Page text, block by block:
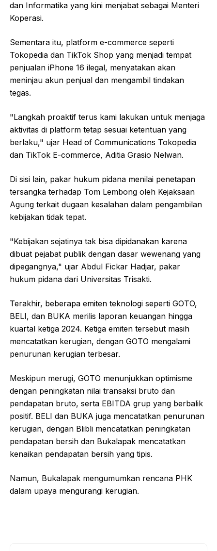
dan Informatika yang kini menjabat sebagai Menteri
Koperasi.
Sementara itu, platform e-commerce seperti
Tokopedia dan TikTok Shop yang menjadi tempat
penjualan iPhone 16 ilegal, menyatakan akan
meninjau akun penjual dan mengambil tindakan
tegas.
"Langkah proaktif terus kami lakukan untuk menjaga
aktivitas di platform tetap sesuai ketentuan yang
berlaku," ujar Head of Communications Tokopedia
dan TikTok E-commerce, Aditia Grasio Nelwan.
Di sisi lain, pakar hukum pidana menilai penetapan
tersangka terhadap Tom Lembong oleh Kejaksaan
Agung terkait dugaan kesalahan dalam pengambilan
kebijakan tidak tepat.
"Kebijakan sejatinya tak bisa dipidanakan karena
dibuat pejabat publik dengan dasar wewenang yang
dipegangnya," ujar Abdul Fickar Hadjar, pakar
hukum pidana dari Universitas Trisakti.
Terakhir, beberapa emiten teknologi seperti GOTO,
BELI, dan BUKA merilis laporan keuangan hingga
kuartal ketiga 2024. Ketiga emiten tersebut masih
mencatatkan kerugian, dengan GOTO mengalami
penurunan kerugian terbesar.
Meskipun merugi, GOTO menunjukkan optimisme
dengan peningkatan nilai transaksi bruto dan
pendapatan bruto, serta EBITDA grup yang berbalik
positif. BELI dan BUKA juga mencatatkan penurunan
kerugian, dengan Blibli mencatatkan peningkatan
pendapatan bersih dan Bukalapak mencatatkan
kenaikan pendapatan bersih yang tipis.
Namun, Bukalapak mengumumkan rencana PHK
dalam upaya mengurangi kerugian.